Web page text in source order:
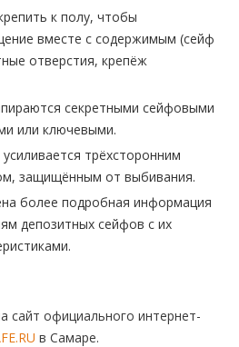
к полу, чтобы
вместе с содержимым (сейф
отверстия, крепёж
секретными сейфовыми
или ключевыми.
трёхсторонним
защищённым от выбивания.
более подробная информация
депозитных сейфов с их
сайт официального интернет-
в Самаре.